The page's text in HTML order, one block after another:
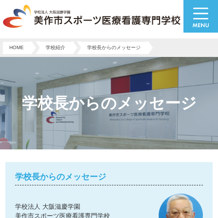
HOME 学校紹介 学校長からのメッセージ
学校長からのメッセージ
学校長からのメッセージ
学校法人 大阪滋慶学園
美作市スポーツ医療看護専門学校